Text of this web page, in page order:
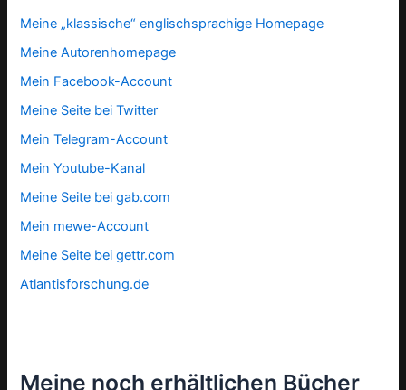
Meine „klassische“ englischsprachige Homepage
Meine Autorenhomepage
Mein Facebook-Account
Meine Seite bei Twitter
Mein Telegram-Account
Mein Youtube-Kanal
Meine Seite bei gab.com
Mein mewe-Account
Meine Seite bei gettr.com
Atlantisforschung.de
Meine noch erhältlichen Bücher